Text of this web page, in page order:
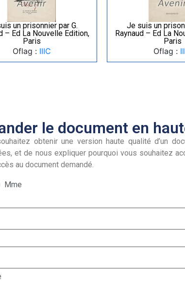
un prisonnier par G.
– Ed La Nouvelle Edition,
Paris
Oflag : IIIC
Je suis un
Raynaud – Ed La
Paris
Oflag :
le document en
obtenir une version haute qualité d’un
et de nous expliquer pourquoi vous souhaitez
au document demandé.
Mme